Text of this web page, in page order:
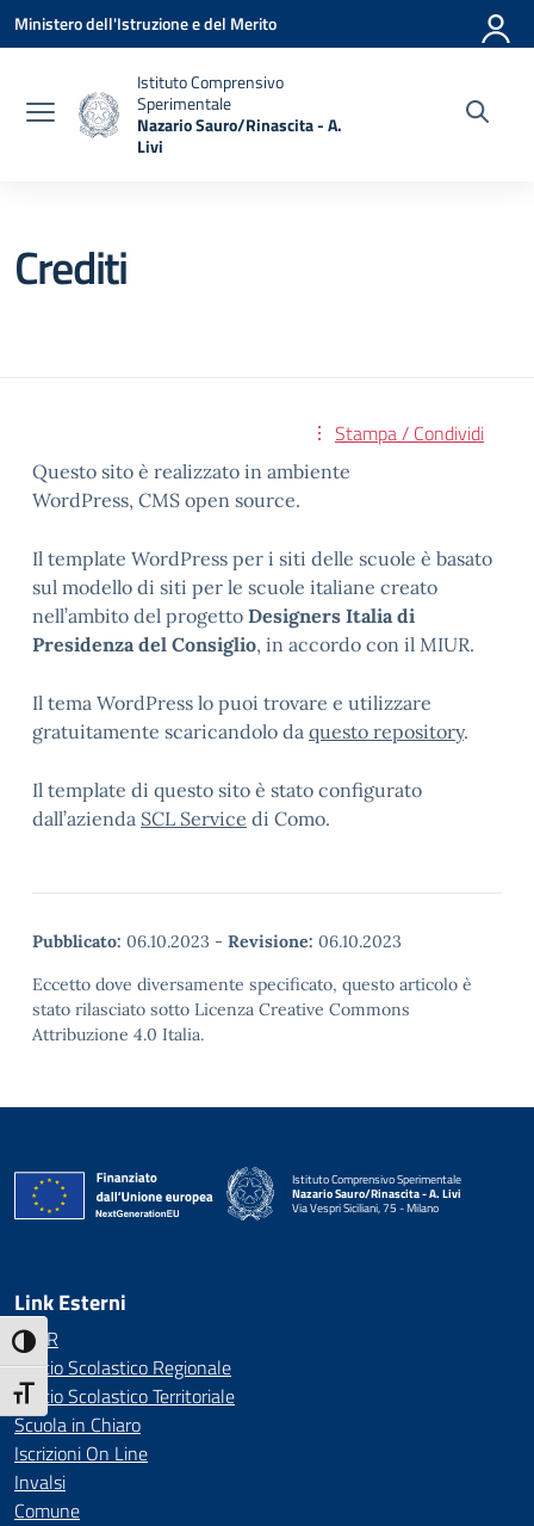
Attiva/disattiva alto contrasto
Attiva/disattiva dimensione testo
Vai ai contenuti
Vai al menu di navigazione
Vai al footer
Ministero dell'Istruzione e del Merito
Istituto Comprensivo
Sperimentale
Nazario Sauro/Rinascita - A.
Livi
Crediti
Stampa / Condividi
Questo sito è realizzato in ambiente
WordPress, CMS open source.
Il template WordPress per i siti delle scuole è basato
sul modello di siti per le scuole italiane creato
nell’ambito del progetto Designers Italia di
Presidenza del Consiglio, in accordo con il MIUR.
Il tema WordPress lo puoi trovare e utilizzare
gratuitamente scaricandolo da questo repository.
Il template di questo sito è stato configurato
dall’azienda SCL Service di Como.
Pubblicato: 06.10.2023 - Revisione: 06.10.2023
Eccetto dove diversamente specificato, questo articolo è
stato rilasciato sotto Licenza Creative Commons
Attribuzione 4.0 Italia.
Istituto Comprensivo Sperimentale
Nazario Sauro/Rinascita - A. Livi
Via Vespri Siciliani, 75 - Milano
— Visita la pagina iniziale della scuola
Link Esterni
MIUR
Ufficio Scolastico Regionale
Ufficio Scolastico Territoriale
Scuola in Chiaro
Iscrizioni On Line
Invalsi
Comune